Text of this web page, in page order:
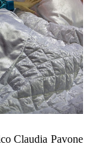
Claudia Pavone